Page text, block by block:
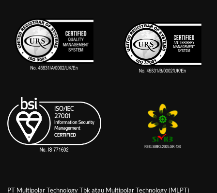
PT Multipolar Technology Tbk atau Multipolar Technology (MLPT)